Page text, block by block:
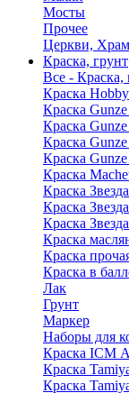
Мосты
Прочее
Церкви,
Краска, грунт
Все - Краска,
Краска
Краска
Краска
Краска
Краска
Краска
Краска
Краска
Краска
Краска
Краска
Краска в
Лак
Грунт
Маркер
Наборы для
Краска ICM
Краска
Краска